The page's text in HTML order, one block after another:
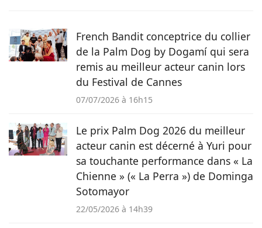
French Bandit conceptrice du collier
de la Palm Dog by Dogamí qui sera
remis au meilleur acteur canin lors
du Festival de Cannes
07/07/2026 à 16h15
Le prix Palm Dog 2026 du meilleur
acteur canin est décerné à Yuri pour
sa touchante performance dans « La
Chienne » (« La Perra ») de Dominga
Sotomayor
22/05/2026 à 14h39